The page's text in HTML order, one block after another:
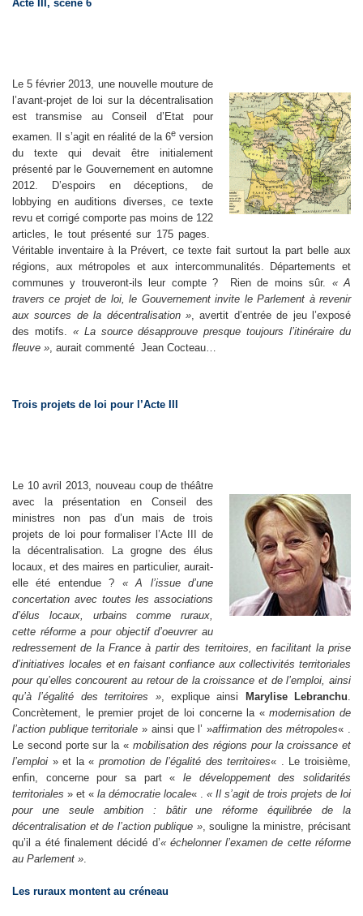
Acte III, scène 6
Le 5 février 2013, une nouvelle mouture de
l’avant-projet de loi sur la décentralisation
est transmise au Conseil d’Etat pour
examen. Il s’agit en réalité de la 6e version
du texte qui devait être initialement
présenté par le Gouvernement en automne
2012. D’espoirs en déceptions, de
lobbying en auditions diverses, ce texte
revu et corrigé comporte pas moins de 122
articles, le tout présenté sur 175 pages.
Véritable inventaire à la Prévert, ce texte fait surtout la part belle aux
régions, aux métropoles et aux intercommunalités. Départements et
communes y trouveront-ils leur compte ? Rien de moins sûr. « A
travers ce projet de loi, le Gouvernement invite le Parlement à revenir
aux sources de la décentralisation », avertit d’entrée de jeu l’exposé
des motifs. « La source désapprouve presque toujours l’itinéraire du
fleuve », aurait commenté Jean Cocteau…
Trois projets de loi pour l’Acte III
Le 10 avril 2013, nouveau coup de théâtre
avec la présentation en Conseil des
ministres non pas d’un mais de trois
projets de loi pour formaliser l’Acte III de
la décentralisation. La grogne des élus
locaux, et des maires en particulier, aurait-
elle été entendue ? « A l’issue d’une
concertation avec toutes les associations
d’élus locaux, urbains comme ruraux,
cette réforme a pour objectif d’oeuvrer au
redressement de la France à partir des territoires, en facilitant la prise
d’initiatives locales et en faisant confiance aux collectivités territoriales
pour qu’elles concourent au retour de la croissance et de l’emploi, ainsi
qu’à l’égalité des territoires », explique ainsi Marylise Lebranchu.
Concrètement, le premier projet de loi concerne la «modernisation de
l’action publique territoriale » ainsi que l’ »affirmation des métropoles« .
Le second porte sur la « mobilisation des régions pour la croissance et
l’emploi » et la « promotion de l’égalité des territoires« . Le troisième,
enfin, concerne pour sa part « le développement des solidarités
territoriales » et « la démocratie locale« . « Il s’agit de trois projets de loi
pour une seule ambition : bâtir une réforme équilibrée de la
décentralisation et de l’action publique », souligne la ministre, précisant
qu’il a été finalement décidé d’« échelonner l’examen de cette réforme
au Parlement ».
Les ruraux montent au créneau